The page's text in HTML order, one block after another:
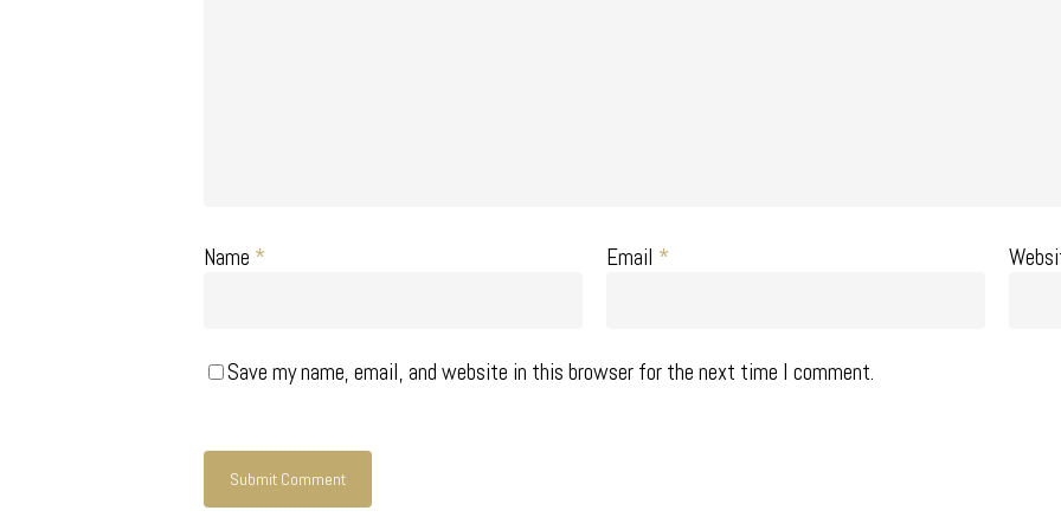
Name * Email *
Save my name, email, and website in this browser for the next time I comment.